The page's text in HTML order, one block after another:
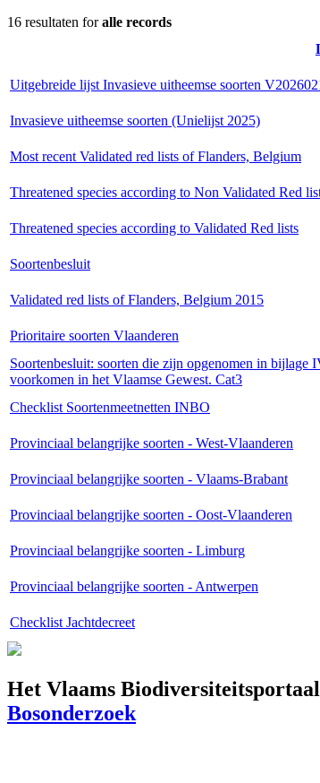
16 resultaten foralle records
Uitgebreide lijst Invasieve uitheemse soorten
Invasieve uitheemse soorten (Unielijst 2025)
Most recent Validated red lists of Flanders, Belgium
Threatened species according to Non Validated Red
Threatened species according to Validated Red lists
Soortenbesluit
Validated red lists of Flanders, Belgium 2015
Prioritaire soorten Vlaanderen
Soortenbesluit: soorten die zijn opgenomen in
voorkomen in het Vlaamse Gewest. Cat3
Checklist Soortenmeetnetten INBO
Provinciaal belangrijke soorten - West-Vlaanderen
Provinciaal belangrijke soorten - Vlaams-Brabant
Provinciaal belangrijke soorten - Oost-Vlaanderen
Provinciaal belangrijke soorten - Limburg
Provinciaal belangrijke soorten - Antwerpen
Checklist Jachtdecreet
Het Vlaams
Bosonderzoek